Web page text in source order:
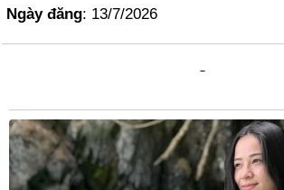
Ngày đăng: 13/7/2026